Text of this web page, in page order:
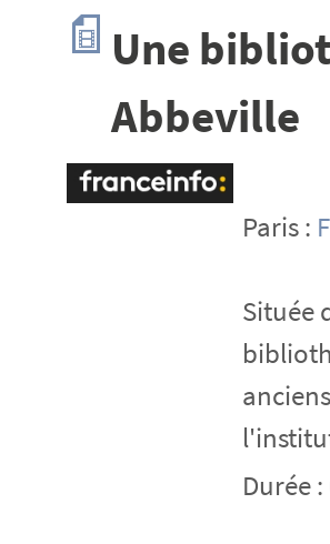
c Une
Abbeville
Paris :
Située
Durée